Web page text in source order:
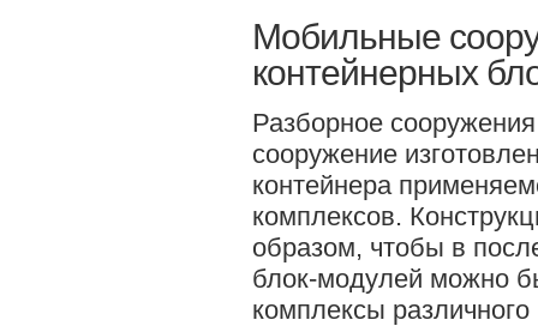
Мобильные
контейнерных
Разборное
сооружение
контейнера
комплексов.
образом, чтобы в
блок-модулей можно
комплексы